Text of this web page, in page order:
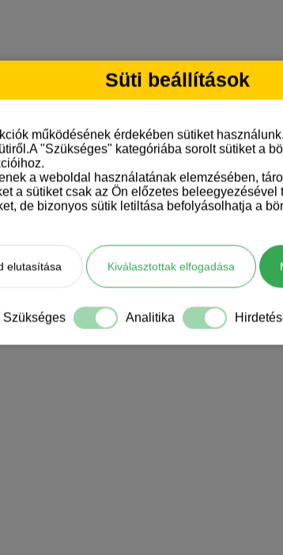
Süti beállítások
működésének érdekében sütiket
"Szükséges" kategóriába sorolt sütiket a
a weboldal használatának elemzésében,
a sütiket csak az Ön előzetes
de bizonyos sütik letiltása befolyásolhatja a
elutasítása Kiválasztottak elfogadása
Szükséges Analitika